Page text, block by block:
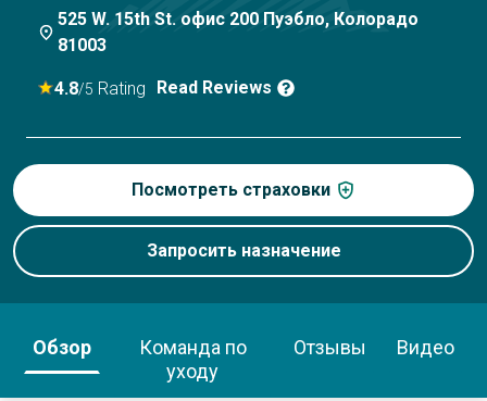
525 W. 15th St. офис 200 Пуэбло, Колорадо
81003
4.8/5 Rating Read Reviews
Посмотреть страховки
Запросить назначение
Обзор
Команда по
уходу
Отзывы Видео